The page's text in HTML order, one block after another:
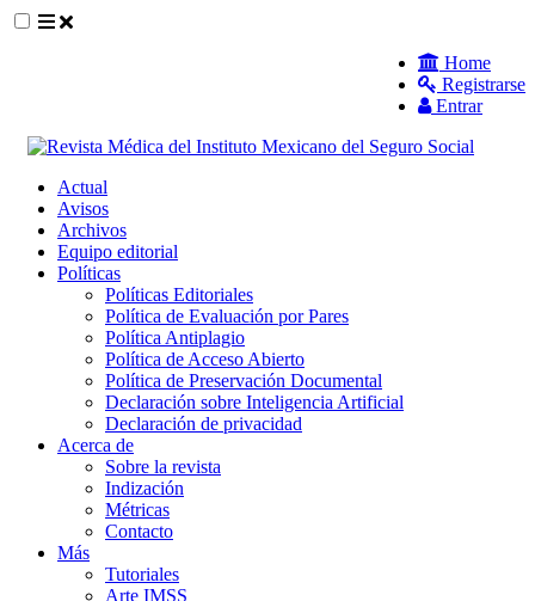
##plugins.themes.themeEleven.accessible_menu.sidebar##
Home
Registrarse
Entrar
Actual
Avisos
Archivos
Equipo editorial
Políticas
Políticas Editoriales
Política de Evaluación por Pares
Política Antiplagio
Política de Acceso Abierto
Política de Preservación Documental
Declaración sobre Inteligencia Artificial
Declaración de privacidad
Acerca de
Sobre la revista
Indización
Métricas
Contacto
Más
Tutoriales
Arte IMSS